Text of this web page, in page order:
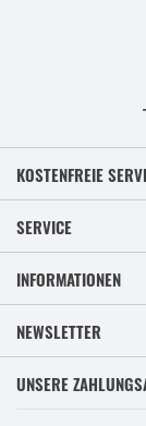
KOSTENFREIE
SERVICE
INFORMATIONEN
NEWSLETTER
UNSERE